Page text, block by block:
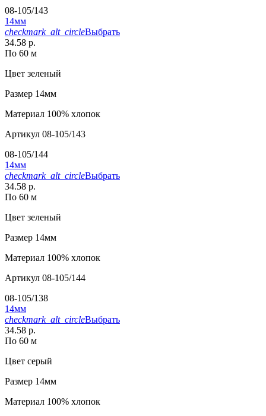
08-105/143
14мм
checkmark_alt_circleВыбрать
34.58 р.
По 60 м
Цвет зеленый
Размер 14мм
Материал 100% хлопок
Артикул 08-105/143
08-105/144
14мм
checkmark_alt_circleВыбрать
34.58 р.
По 60 м
Цвет зеленый
Размер 14мм
Материал 100% хлопок
Артикул 08-105/144
08-105/138
14мм
checkmark_alt_circleВыбрать
34.58 р.
По 60 м
Цвет серый
Размер 14мм
Материал 100% хлопок